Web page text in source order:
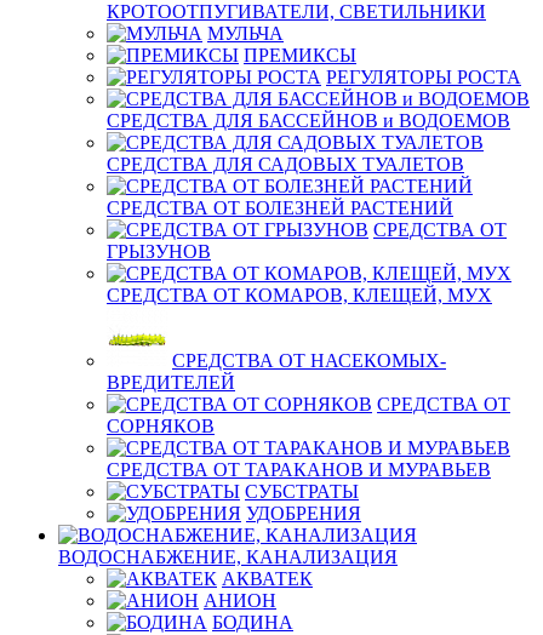
КРОТООТПУГИВАТЕЛИ, СВЕТИЛЬНИКИ
МУЛЬЧА
ПРЕМИКСЫ
РЕГУЛЯТОРЫ РОСТА
СРЕДСТВА ДЛЯ БАССЕЙНОВ и ВОДОЕМОВ
СРЕДСТВА ДЛЯ САДОВЫХ ТУАЛЕТОВ
СРЕДСТВА ОТ БОЛЕЗНЕЙ РАСТЕНИЙ
СРЕДСТВА ОТ
ГРЫЗУНОВ
СРЕДСТВА ОТ КОМАРОВ, КЛЕЩЕЙ, МУХ
СРЕДСТВА ОТ НАСЕКОМЫХ-
ВРЕДИТЕЛЕЙ
СРЕДСТВА ОТ
СОРНЯКОВ
СРЕДСТВА ОТ ТАРАКАНОВ И МУРАВЬЕВ
СУБСТРАТЫ
УДОБРЕНИЯ
ВОДОСНАБЖЕНИЕ, КАНАЛИЗАЦИЯ
АКВАТЕК
АНИОН
БОДИНА